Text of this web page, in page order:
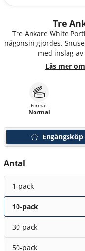
Tre
Tre Ankare White
någonsin gjordes.
med inslag
Läs mer
Engångsköp
Format
Normal
Antal
1-pack
10-pack
30-pack
50-pack